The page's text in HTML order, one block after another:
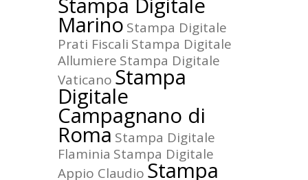
Stampa Digitale
Marino Stampa Digitale
Prati Fiscali Stampa Digitale
Allumiere Stampa Digitale
Vaticano Stampa
Digitale
Campagnano di
Roma Stampa Digitale
Flaminia Stampa Digitale
Appio Claudio Stampa